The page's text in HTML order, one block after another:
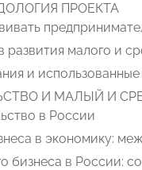
ПРОЕКТА
развития малого и
и
И МАЛЫЙ И
в России
в экономику:
бизнеса в России: